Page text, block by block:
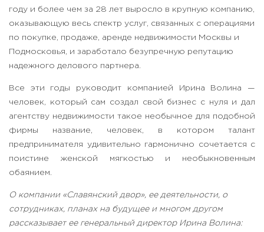
году и более чем за 28 лет выросло в крупную компанию,
оказывающую весь спектр услуг, связанных с операциями
по покупке, продаже, аренде недвижимости Москвы и
Подмосковья, и заработало безупречную репутацию
надежного делового партнера.
Все эти годы руководит компанией Ирина Волина —
человек, который сам создал свой бизнес с нуля и дал
агентству недвижимости такое необычное для подобной
фирмы название, человек, в котором талант
предпринимателя удивительно гармонично сочетается с
поистине женской мягкостью и необыкновенным
обаянием.
О компании «Славянский двор», ее деятельности, о
сотрудниках, планах на будущее и многом другом
рассказывает ее генеральный директор Ирина Волина: